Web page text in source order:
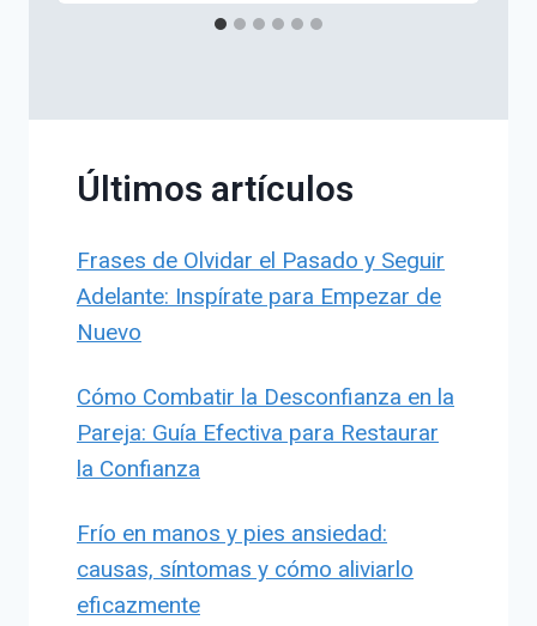
Últimos artículos
Frases de Olvidar el Pasado y Seguir
Adelante: Inspírate para Empezar de
Nuevo
Cómo Combatir la Desconfianza en la
Pareja: Guía Efectiva para Restaurar
la Confianza
Frío en manos y pies ansiedad:
causas, síntomas y cómo aliviarlo
eficazmente